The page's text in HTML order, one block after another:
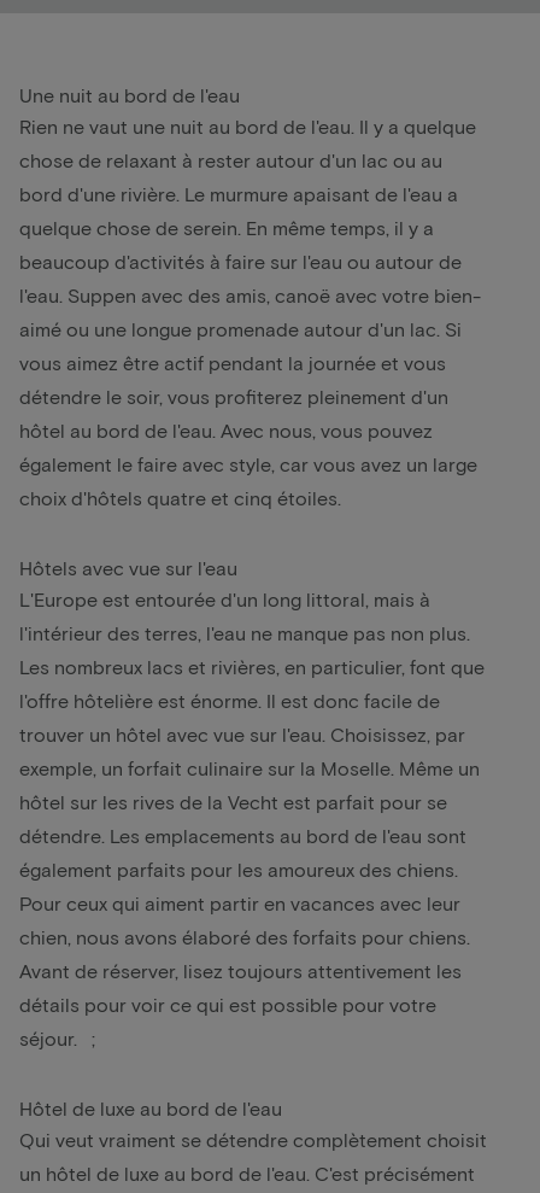
Une nuit au bord de l'eau
Rien ne vaut une nuit au bord de l'eau. Il y a quelque
chose de relaxant à rester autour d'un lac ou au
bord d'une rivière. Le murmure apaisant de l'eau a
quelque chose de serein. En même temps, il y a
beaucoup d'activités à faire sur l'eau ou autour de
l'eau. Suppen avec des amis, canoë avec votre bien-
aimé ou une longue promenade autour d'un lac. Si
vous aimez être actif pendant la journée et vous
détendre le soir, vous profiterez pleinement d'un
hôtel au bord de l'eau. Avec nous, vous pouvez
également le faire avec style, car vous avez un large
choix d'hôtels quatre et cinq étoiles.
Hôtels avec vue sur l'eau
L'Europe est entourée d'un long littoral, mais à
l'intérieur des terres, l'eau ne manque pas non plus.
Les nombreux lacs et rivières, en particulier, font que
l'offre hôtelière est énorme. Il est donc facile de
trouver un hôtel avec vue sur l'eau. Choisissez, par
exemple, un forfait culinaire sur la Moselle. Même un
hôtel sur les rives de la Vecht est parfait pour se
détendre. Les emplacements au bord de l'eau sont
également parfaits pour les amoureux des chiens.
Pour ceux qui aiment partir en vacances avec leur
chien, nous avons élaboré des forfaits pour chiens
Avant de réserver, lisez toujours attentivement les
détails pour voir ce qui est possible pour votre
séjour. ;
Hôtel de luxe au bord de l'eau
Qui veut vraiment se détendre complètement choisit
un hôtel de luxe au bord de l'eau. C'est précisément